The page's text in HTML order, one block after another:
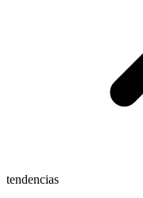
tendencias